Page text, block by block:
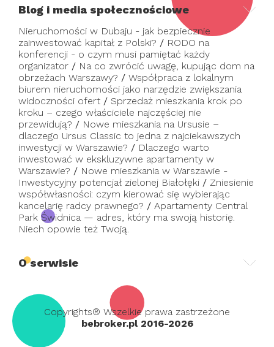
Blog i media społecznościowe
Nieruchomości w Dubaju - jak bezpiecznie
zainwestować kapitał z Polski? / RODO na
konferencji - o czym musi pamiętać każdy
organizator / Na co zwrócić uwagę, kupując dom na
obrzeżach Warszawy? / Współpraca z lokalnym
biurem nieruchomości jako narzędzie zwiększania
widoczności ofert / Sprzedaż mieszkania krok po
kroku – czego właściciele najczęściej nie
przewidują? / Nowe mieszkania na Ursusie –
dlaczego Ursus Classic to jedna z najciekawszych
inwestycji w Warszawie? / Dlaczego warto
inwestować w ekskluzywne apartamenty w
Warszawie? / Nowe mieszkania w Warszawie -
Inwestycyjny potencjał zielonej Białołęki / Zniesienie
współwłasności: czym kierować się wybierając
kancelarię radcy prawnego? / Apartamenty Central
Park Świdnica — adres, który ma swoją historię.
Niech opowie też Twoją.
O serwisie
Copyrights® Wszelkie prawa zastrzeżone
bebroker.pl 2016-2026